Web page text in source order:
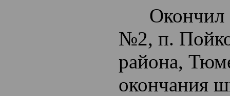
Окончил
№2, п.
района,
окончания